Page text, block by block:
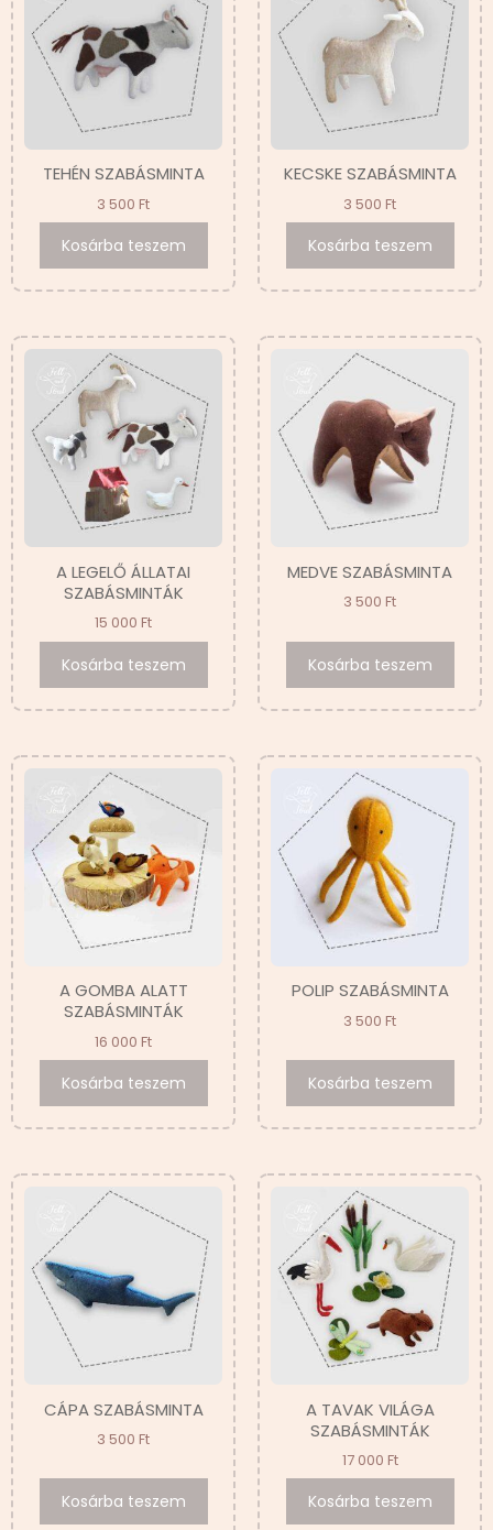
TEHÉN SZABÁSMINTA
3 500 Ft
Kosárba teszem
KECSKE SZABÁSMINTA
3 500 Ft
Kosárba teszem
A LEGELŐ ÁLLATAI
SZABÁSMINTÁK
15 000 Ft
Kosárba teszem
MEDVE SZABÁSMINTA
3 500 Ft
Kosárba teszem
A GOMBA ALATT
SZABÁSMINTÁK
16 000 Ft
Kosárba teszem
POLIP SZABÁSMINTA
3 500 Ft
Kosárba teszem
CÁPA SZABÁSMINTA
3 500 Ft
Kosárba teszem
A TAVAK VILÁGA
SZABÁSMINTÁK
17 000 Ft
Kosárba teszem